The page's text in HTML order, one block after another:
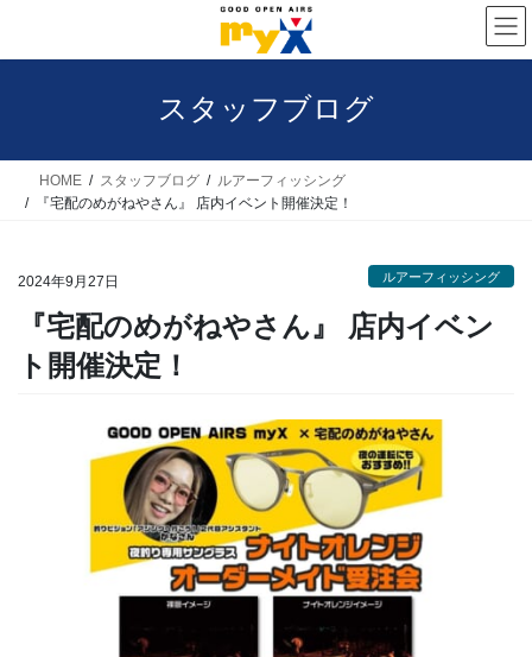
スタッフブログ
HOME スタッフブログ
ルアーフィッシング
『宅配のめがねやさん』 店内イベント開催決定！
2024年9月27日 ルアーフィッシング
『宅配のめがねやさん』 店内イベン
ト開催決定！